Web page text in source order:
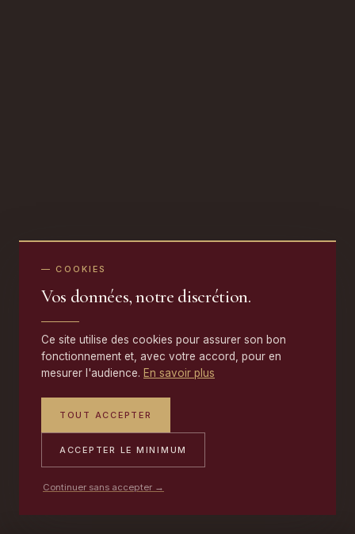
— COOKIES
Vos données, notre discrétion.
Ce site utilise des cookies pour assurer son bon
fonctionnement et, avec votre accord, pour en
mesurer l'audience. En savoir plus
TOUT ACCEPTER
ACCEPTER LE MINIMUM
Continuer sans accepter →